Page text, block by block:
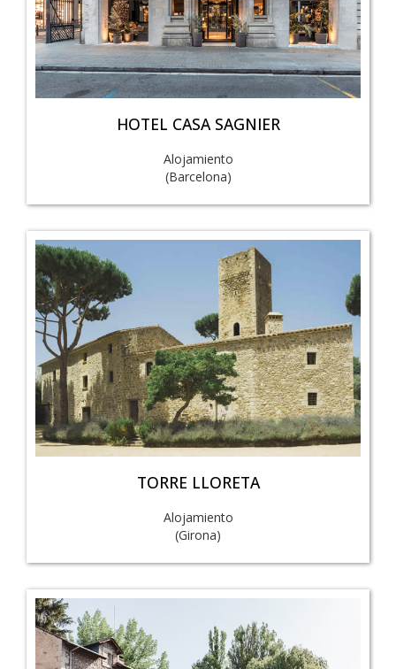
HOTEL CASA SAGNIER
Alojamiento
(Barcelona)
TORRE LLORETA
Alojamiento
(Girona)